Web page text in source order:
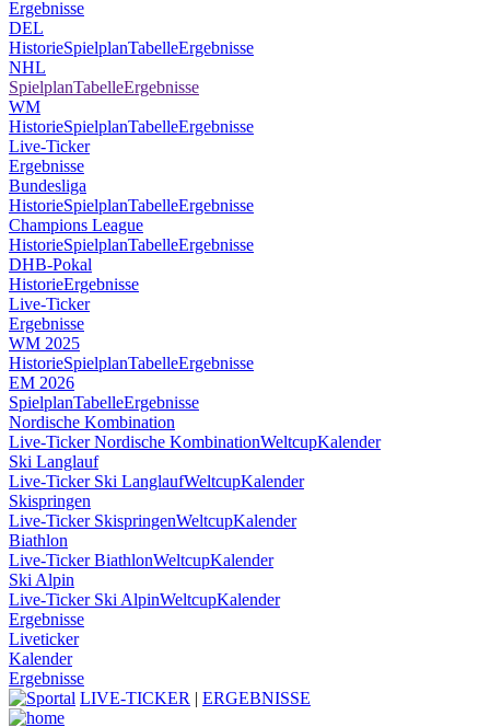
Ergebnisse
DEL
HistorieSpielplanTabelleErgebnisse
NHL
SpielplanTabelleErgebnisse
WM
HistorieSpielplanTabelleErgebnisse
Live-Ticker
Ergebnisse
Bundesliga
HistorieSpielplanTabelleErgebnisse
Champions League
HistorieSpielplanTabelleErgebnisse
DHB-Pokal
HistorieErgebnisse
Live-Ticker
Ergebnisse
WM 2025
HistorieSpielplanTabelleErgebnisse
EM 2026
SpielplanTabelleErgebnisse
Nordische Kombination
Live-Ticker Nordische KombinationWeltcupKalender
Ski Langlauf
Live-Ticker Ski LanglaufWeltcupKalender
Skispringen
Live-Ticker SkispringenWeltcupKalender
Biathlon
Live-Ticker BiathlonWeltcupKalender
Ski Alpin
Live-Ticker Ski AlpinWeltcupKalender
Ergebnisse
Liveticker
Kalender
Ergebnisse
LIVE-TICKER | ERGEBNISSE